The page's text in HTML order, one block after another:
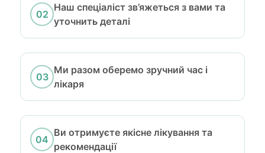
Наш спеціаліст зв’яжеться з вами та
уточнить деталі
Ми разом оберемо зручний час і
лікаря
Ви отримуєте якісне лікування та
рекомендації